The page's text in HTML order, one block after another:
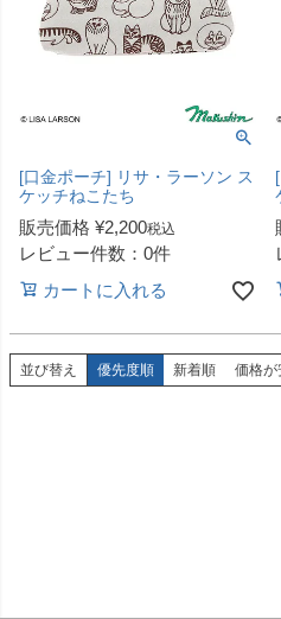
[口金ポーチ] リサ・ラーソン ス
ケッチねこたち
販売価格 ¥2,200税込
レビュー件数：0件
カートに入れる
並び替え 優先度順 新着順 価格が